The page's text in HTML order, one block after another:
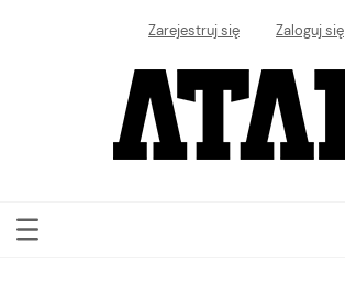
Zarejestruj się Zaloguj się